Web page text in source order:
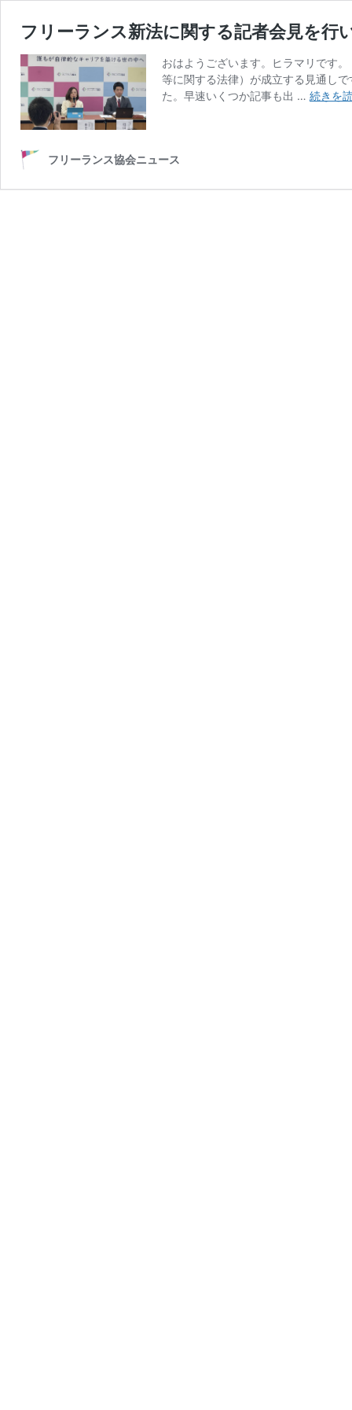
フリーランス新法に関する記者会見を行
おはようございます。ヒラマリです
等に関する法律）が成立する見通し
た。早速いくつか記事も出 … 続きを
フリーランス協会ニュース